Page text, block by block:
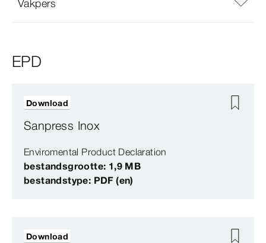
Vakpers
EPD
Sanpress Inox
Enviromental Product Declaration
bestandsgrootte: 1,9 MB
bestandstype: PDF (en)
Download
Download